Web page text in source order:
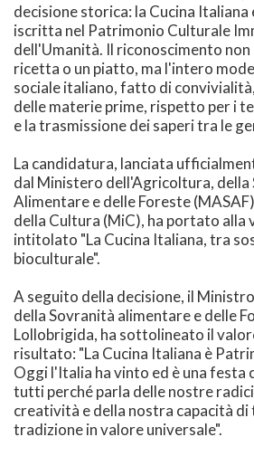
decisione storica: la Cucina
iscritta nel Patrimonio Culturale
dell'Umanità. Il riconoscimento non
ricetta o un piatto, ma l'intero
sociale italiano, fatto di
delle materie prime, rispetto per i
e la trasmissione dei saperi tra le
La candidatura, lanciata
dal Ministero dell'Agricoltura, della
Alimentare e delle Foreste
della Cultura (MiC), ha portato
intitolato "La Cucina Italiana, tra
bioculturale".
A seguito della decisione, il
della Sovranità alimentare e delle
Lollobrigida, ha sottolineato il
risultato: "La Cucina Italiana è
Oggi l'Italia ha vinto ed è una festa
tutti perché parla delle nostre
creatività e della nostra capacità
tradizione in valore universale".